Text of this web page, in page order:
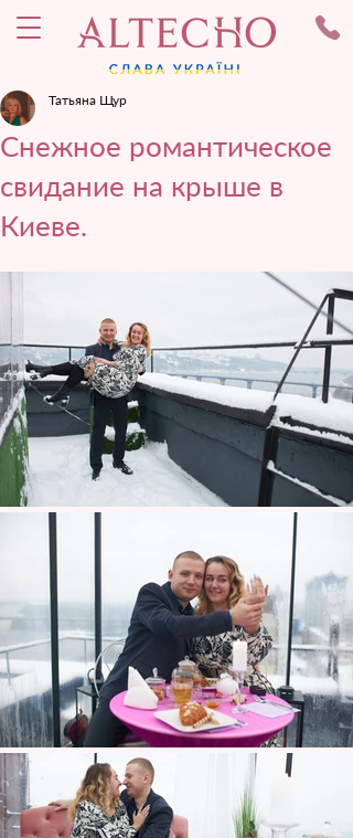
Снежное романтическое
свидание на крыше в
Киеве.
Татьяна Щур